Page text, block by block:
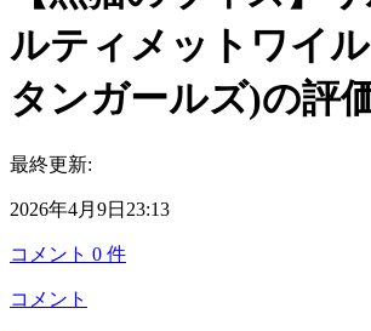
ルティメットワイ
タンガールズ)の評
最終更新:
2026年4月9日23:13
コメント 0 件
コメント